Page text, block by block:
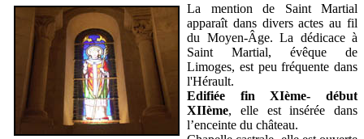
La mention de Saint Martial
apparaît dans divers actes au fil
du Moyen-Âge. La dédicace à
Saint Martial, évêque de
Limoges, est peu fréquente dans
l'Hérault.
Edifiée fin XIème- début
XIIème, elle est insérée dans
l’enceinte du château.